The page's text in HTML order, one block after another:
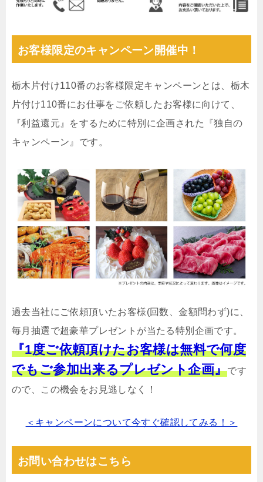
お客様限定のキャンペーン開催中！
栃木片付け110番のお客様限定キャンペーンとは、栃木
片付け110番にお仕事をご依頼したお客様に向けて、
『利益還元』をするために特別に企画された『独自の
キャンペーン』です。
過去当社にご依頼頂いたお客様(回数、金額問わず)に、
毎月抽選で超豪華プレゼントが当たる特別企画です。
『1度ご依頼頂けたお客様は無料で何度
でもご参加出来るプレゼント企画』です
ので、この機会をお見逃しなく！
＜キャンペーンについて今すぐ確認してみる！＞
お問い合わせはこちら